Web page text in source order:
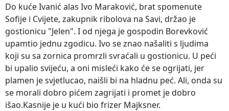
Do kuće Ivanić alas Ivo Maraković, brat spomenute
Sofije i Cvijete, zakupnik ribolova na Savi, držao je
gostionicu "Jelen". I od njega je gospodin Borevković
upamtio jednu zgodicu. Ivo se znao našaliti s ljudima
koji su sa zornica promrzli svraćali u gostionicu. U peći
bi upalio svijeću, a oni misleći kako će se ogrijati, jer
plamen je svjetlucao, naišli bi na hladnu peć. Ali, onda su
se morali dobro pićem zagrijati i promet je dobro
išao.Kasnije je u kući bio frizer Majksner.